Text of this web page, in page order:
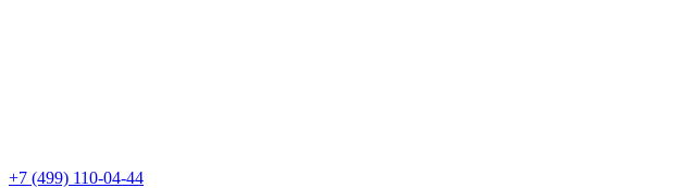
+7 (499) 110-04-44